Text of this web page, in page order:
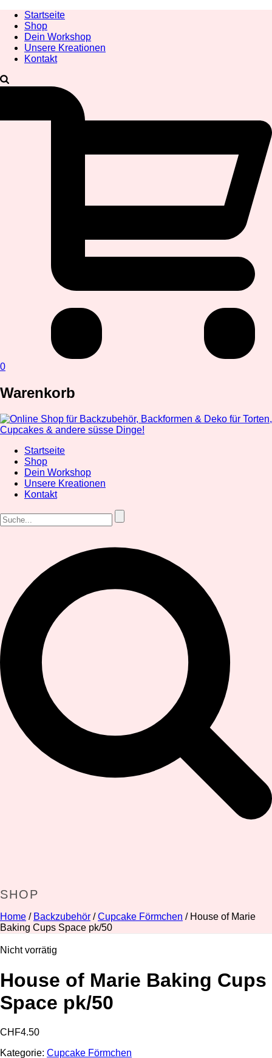
Startseite
Shop
Dein Workshop
Unsere Kreationen
Kontakt
0
Warenkorb
Startseite
Shop
Dein Workshop
Unsere Kreationen
Kontakt
SHOP
Home / Backzubehör / Cupcake Förmchen / House of Marie
Baking Cups Space pk/50
Nicht vorrätig
House of Marie Baking Cups
Space pk/50
CHF4.50
Kategorie: Cupcake Förmchen